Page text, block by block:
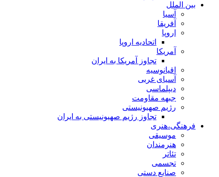
بین الملل
آسیا
آفریقا
اروپا
اتحادیه اروپا
آمریکا
تجاوز آمریکا به ایران
اقیانوسیه
آسیای غربی
دیپلماسی
جبهه مقاومت
رژیم صهیونیستی
تجاوز رژیم صهیونیستی به ایران
فرهنگی،هنری
موسیقی
هنرمندان
تئاتر
تجسمی
صنایع دستی